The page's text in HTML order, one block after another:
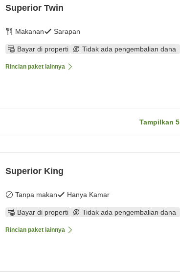
Superior Twin
Makanan Sarapan
Bayar di properti Tidak ada pengembalian dana
Rincian paket lainnya
Tampilkan 5
Superior King
Tanpa makan Hanya Kamar
Bayar di properti Tidak ada pengembalian dana
Rincian paket lainnya